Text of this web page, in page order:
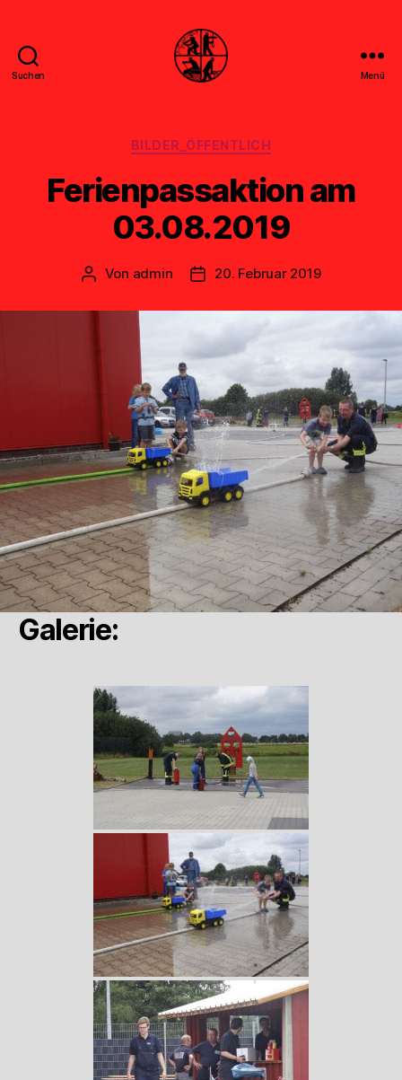
Suchen Menü
Kategorien
BILDER_ÖFFENTLICH
Ferienpassaktion am
03.08.2019
Beitragsautor
Von admin Veröffentlichungsdatum
20. Februar 2019
Galerie: